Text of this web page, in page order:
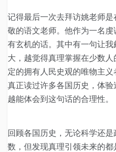
记得最后一次去拜访姚老师
敬的语文老师。他作为一名
有玄机的话。其中有一句让
大，越觉得真理掌握在少数
定的拥有人民史观的唯物主
真正读过许多各国历史，体
越能体会到这句话的合理性。
回顾各国历史，无论科学还
数，但发现真理引领未来的